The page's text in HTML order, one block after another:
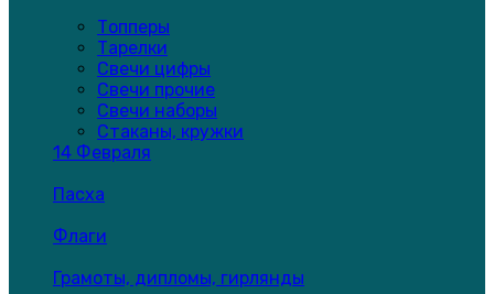
Топперы
Тарелки
Свечи цифры
Свечи прочие
Свечи наборы
Стаканы, кружки
14 Февраля
Пасха
Флаги
Грамоты, дипломы, гирлянды